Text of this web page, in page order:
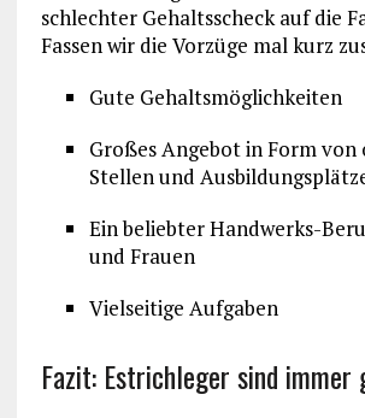
schlechter Gehaltsscheck auf die
Fassen wir die Vorzüge mal kurz
Gute Gehaltsmöglichkeiten
Großes Angebot in Form von
Stellen und
Ein beliebter Handwerks-
und Frauen
Vielseitige Aufgaben
Fazit: Estrichleger sind immer